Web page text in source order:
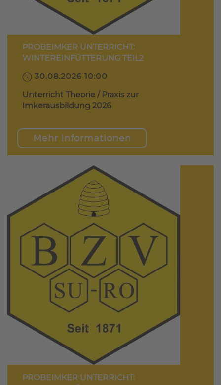
PROBEIMKER UNTERRICHT:
WINTEREINFÜTTERUNG TEIL2
30.08.2026 10:00
Unterricht Theorie / Praxis zur
Imkerausbildung 2026
Mehr Informationen
PROBEIMKER UNTERRICHT: